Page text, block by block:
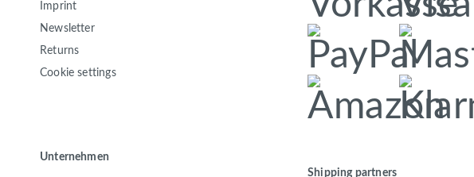
Imprint
Newsletter
Returns
Cookie settings
Unternehmen
Shipping partners